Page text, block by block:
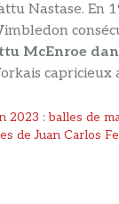
Nastase. En
McEnroe
2023 : balles de
de Juan Carlos